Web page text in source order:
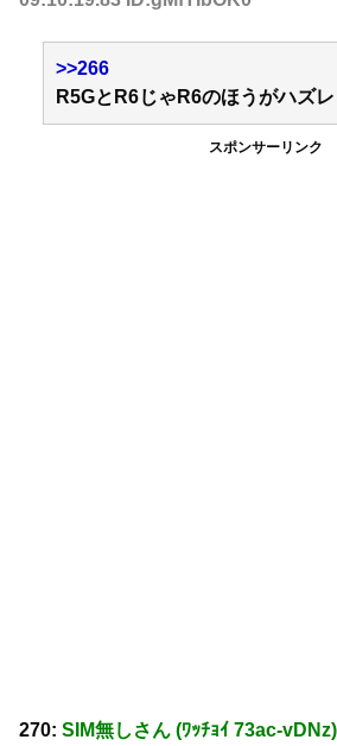
>>266
R5GとR6じゃR6のほうがハズ
スポンサーリンク
270: SIM無しさん (ﾜｯﾁｮｲ 73ac-vDNz)